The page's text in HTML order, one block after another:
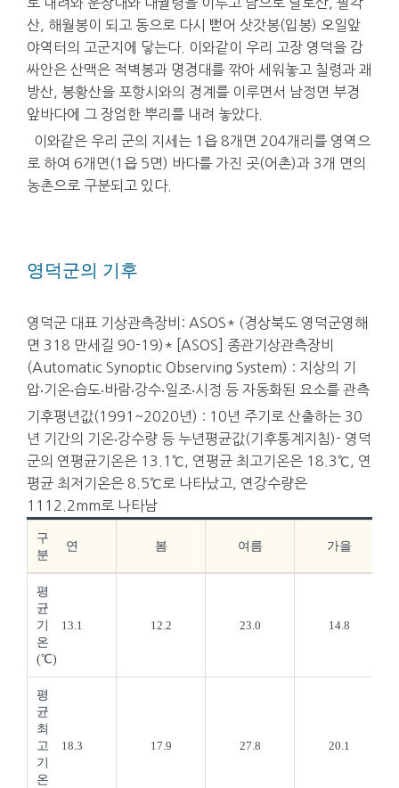
로 내려와 운장대와 대궐령을 이루고 남으로 달로산, 팔각
산, 해월봉이 되고 동으로 다시 뻗어 삿갓봉(입봉) 오일앞
야역터의 고군지에 닿는다. 이와같이 우리 고장 영덕을 감
싸안은 산맥은 적벽봉과 명경대를 깎아 세워놓고 칠령과 괘
방산, 봉황산을 포항시와의 경계를 이루면서 남정면 부경
앞바다에 그 장엄한 뿌리를 내려 놓았다.
이와같은 우리 군의 지세는 1읍 8개면 204개리를 영역으
로 하여 6개면(1읍 5면) 바다를 가진 곳(어촌)과 3개 면의
농촌으로 구분되고 있다.
영덕군의 기후
영덕군 대표 기상관측장비: ASOS* (경상북도 영덕군영해
면 318 만세길 90-19)* [ASOS] 종관기상관측장비
(Automatic Synoptic Observing System) : 지상의 기
압‧기온‧습도‧바람‧강수‧일조‧시정 등 자동화된 요소를 관측
기후평년값(1991~2020년) : 10년 주기로 산출하는 30
년 기간의 기온‧강수량 등 누년평균값(기후통계지침)- 영덕
군의 연평균기온은 13.1℃, 연평균 최고기온은 18.3℃, 연
평균 최저기온은 8.5℃로 나타났고, 연강수량은
1112.2mm로 나타남
구
분
연 봄 여름 가을
평
균
기
온
(℃)
13.1 12.2 23.0 14.8
평
균
최
고
기
온
18.3 17.9 27.8 20.1